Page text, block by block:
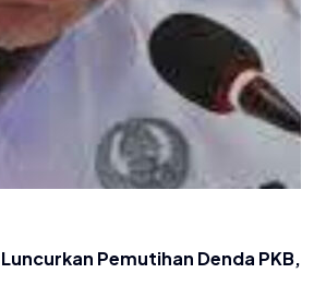
Pemutihan Denda PKB,